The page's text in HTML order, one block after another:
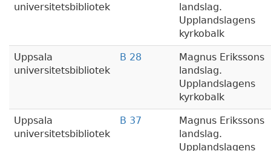
universitetsbibliotek
landslag.
Upplandslagens
kyrkobalk
Uppsala
universitetsbibliotek
B 28
Magnus Erikssons
landslag.
Upplandslagens
kyrkobalk
Uppsala
universitetsbibliotek
B 37
Magnus Erikssons
landslag.
Upplandslagens